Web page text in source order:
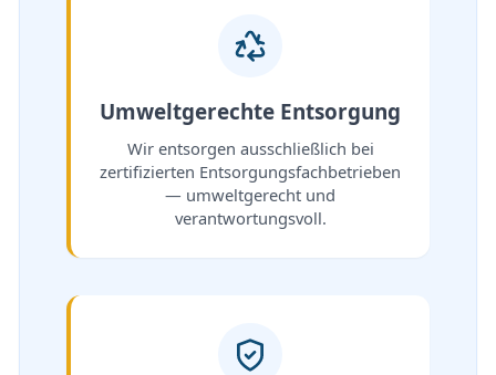
Umweltgerechte Entsorgung
Wir entsorgen ausschließlich bei
zertifizierten Entsorgungsfachbetrieben
— umweltgerecht und
verantwortungsvoll.